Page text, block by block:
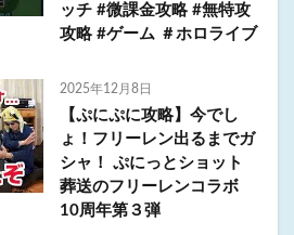
ッチ #微課金攻略 #無特攻
攻略 #ゲーム ＃ホロライブ
2025年12月8日
【ぷにぷに攻略】今でし
ょ！フリーレン出るまでガ
シャ！ ぷにっとショット
葬送のフリーレンコラボ
10周年第３弾